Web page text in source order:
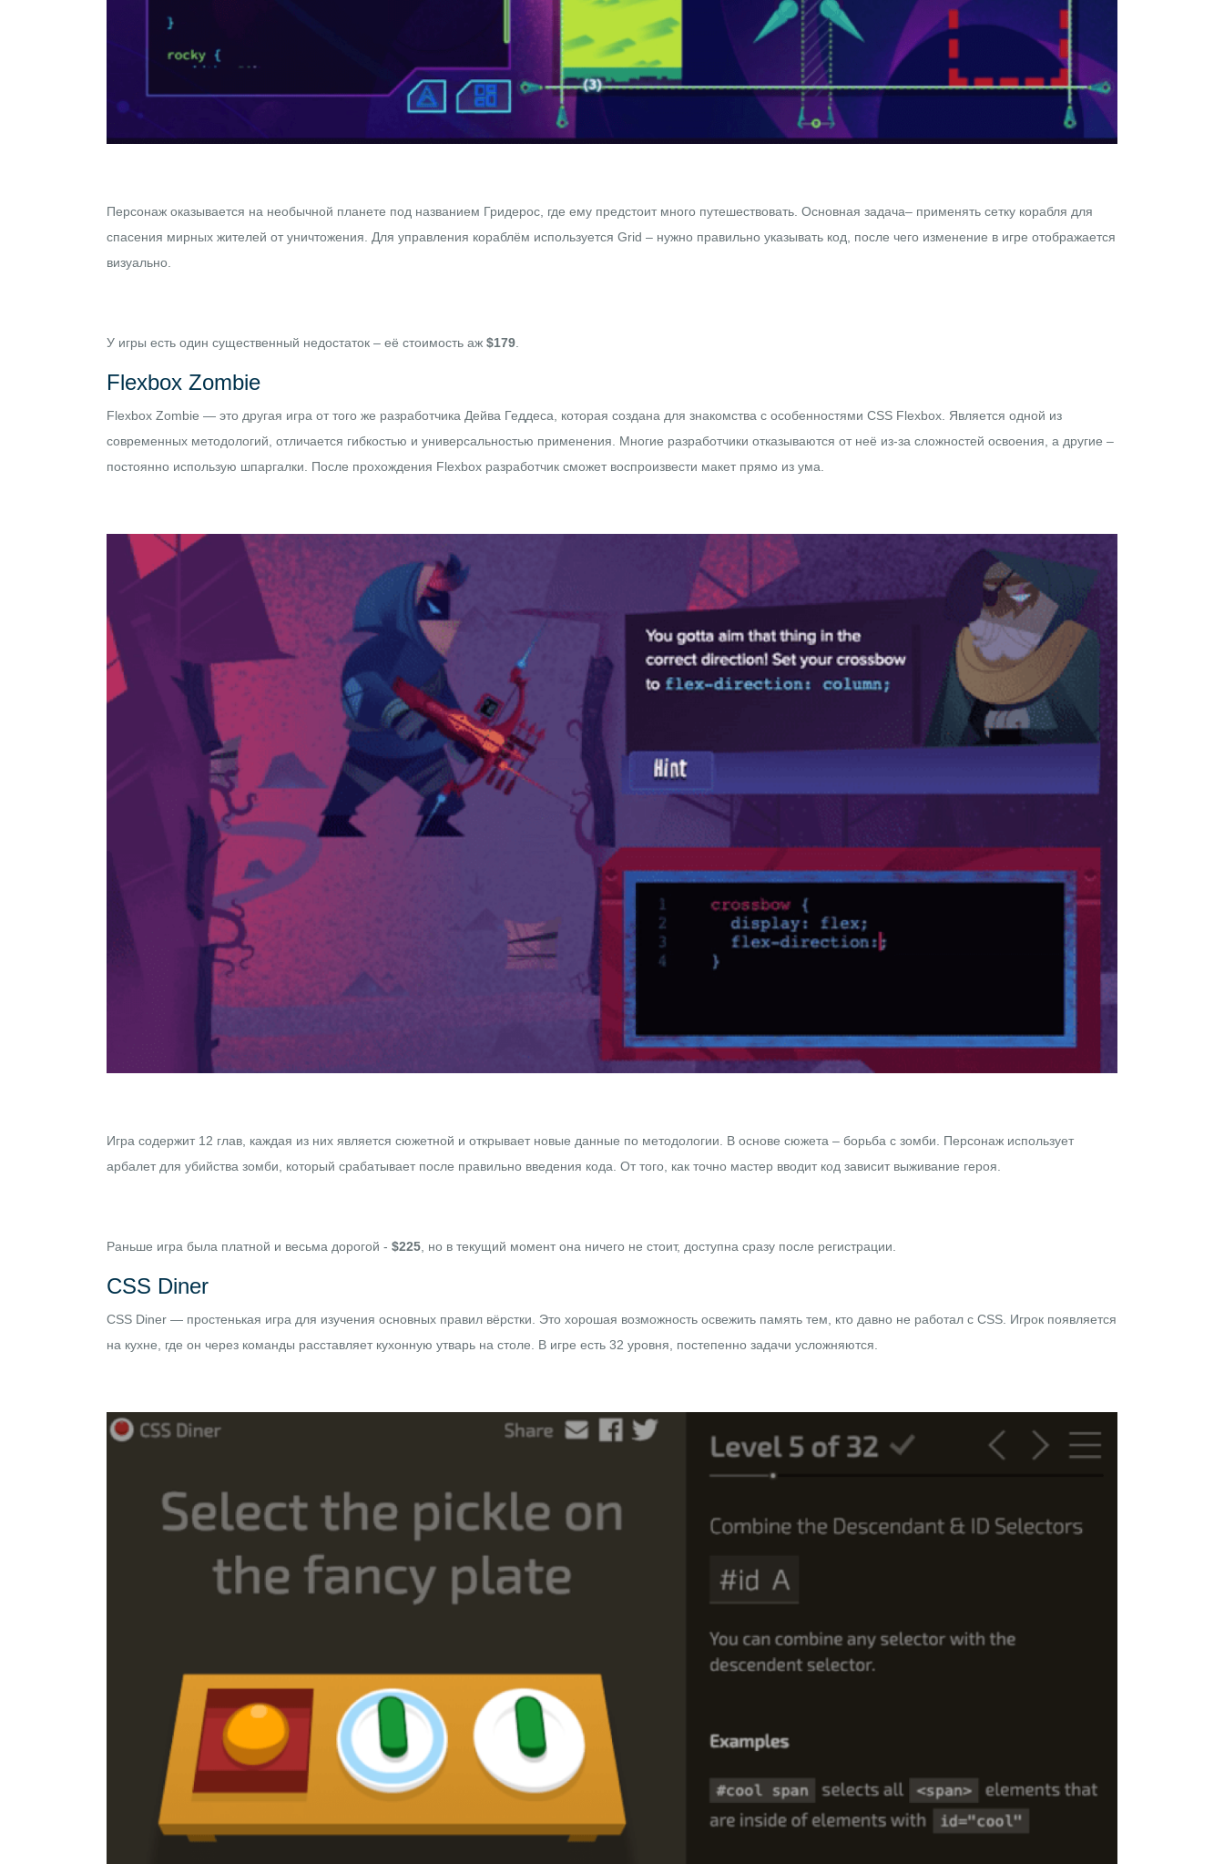
Персонаж оказывается на необычной планете под названием Гридерос, где ему предстоит много путешествовать. Основная задача– применять сетку корабля для
спасения мирных жителей от уничтожения. Для управления кораблём используется Grid – нужно правильно указывать код, после чего изменение в игре отображается
визуально.
У игры есть один существенный недостаток – её стоимость аж $179
Flexbox Zombie
Flexbox Zombie — это другая игра от того же разработчика Дейва Геддеса, которая создана для знакомства с особенностями CSS Flexbox. Является одной из
современных методологий, отличается гибкостью и универсальностью применения. Многие разработчики отказываются от неё из-за сложностей освоения, а другие –
постоянно использую шпаргалки. После прохождения Flexbox разработчик сможет воспроизвести макет прямо из ума.
Игра содержит 12 глав, каждая из них является сюжетной и открывает новые данные по методологии. В основе сюжета – борьба с зомби. Персонаж использует
арбалет для убийства зомби, который срабатывает после правильно введения кода. От того, как точно мастер вводит код зависит выживание героя.
Раньше игра была платной и весьма дорогой - $225 , но в текущий момент она ничего не стоит, доступна сразу после регистрации.
CSS Diner
CSS Diner — простенькая игра для изучения основных правил вёрстки. Это хорошая возможность освежить память тем, кто давно не работал с CSS. Игрок появляется
на кухне, где он через команды расставляет кухонную утварь на столе. В игре есть 32 уровня, постепенно задачи усложняются.